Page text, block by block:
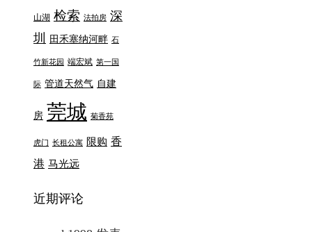
山湖 检索 法拍房 深
圳
田禾塞纳河畔 石
竹新花园 端宏斌 第一国
际 管道天然气 自建
房 莞城 菊香苑
虎门 长租公寓 限购 香
港 马光远
近期评论